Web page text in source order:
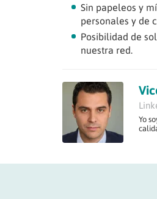
Sin papeleos y
personales y de
Posibilidad de
nuestra red.
Yo